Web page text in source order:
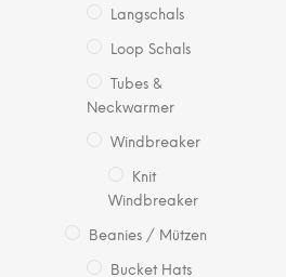
Langschals
Loop Schals
Tubes &
Neckwarmer
Windbreaker
Knit
Windbreaker
Beanies / Mützen
Bucket Hats